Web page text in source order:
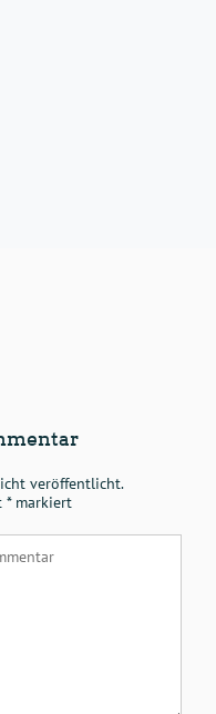
veröffentlicht.
*markiert